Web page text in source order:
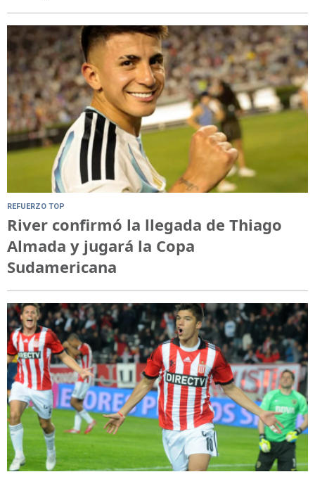
REFUERZO TOP
River confirmó la llegada de Thiago
Almada y jugará la Copa
Sudamericana